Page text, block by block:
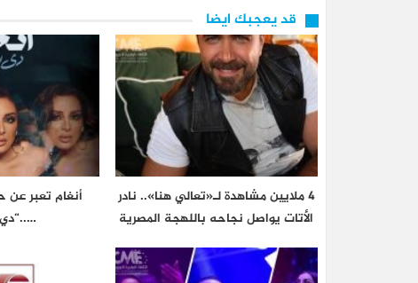
قد يعجبك ايضا
4 ملايين مشاهدة لـ«تعالي هنا».. نادر
الأتات يواصل نجاحه باللهجة المصرية
أنغام تعبر عن